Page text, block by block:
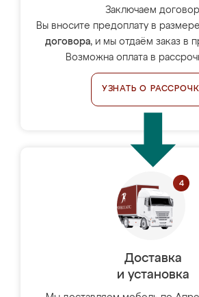
Заключаем
Вы вносите предоплату в размере
договора, и мы отдаём заказ в
Возможна оплата в
УЗНАТЬ О
Доставка
и установка